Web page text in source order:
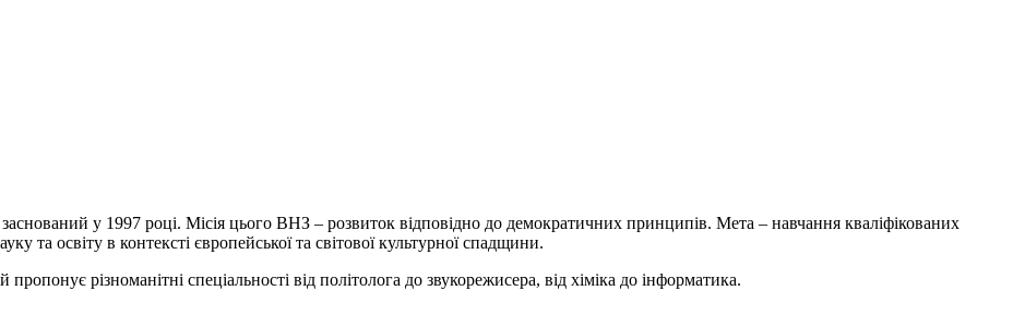
у 1997 році. Місія цього ВНЗ – розвиток відповідно до демократичних принципів. Мета – навчання кваліфікованих
та освіту в контексті європейської та світової культурної спадщини.
різноманітні спеціальності від політолога до звукорежисера, від хіміка до інформатика.